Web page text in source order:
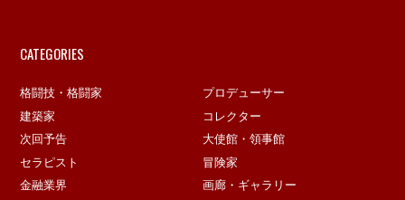
CATEGORIES
格闘技・格闘家
プロデューサー
建築家
コレクター
次回予告
大使館・領事館
セラピスト
冒険家
金融業界
画廊・ギャラリー